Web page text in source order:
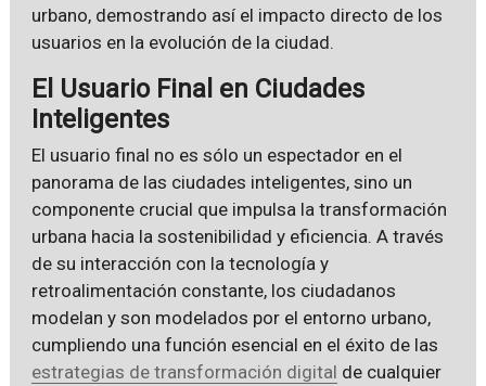
urbano, demostrando así el impacto directo de los
usuarios en la evolución de la ciudad.
El Usuario Final en Ciudades
Inteligentes
El usuario final no es sólo un espectador en el
panorama de las ciudades inteligentes, sino un
componente crucial que impulsa la transformación
urbana hacia la sostenibilidad y eficiencia. A través
de su interacción con la tecnología y
retroalimentación constante, los ciudadanos
modelan y son modelados por el entorno urbano,
cumpliendo una función esencial en el éxito de las
estrategias de transformación digital de cualquier